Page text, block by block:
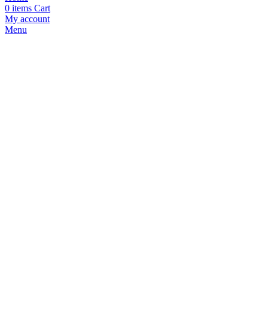
0 items Cart
My account
Menu